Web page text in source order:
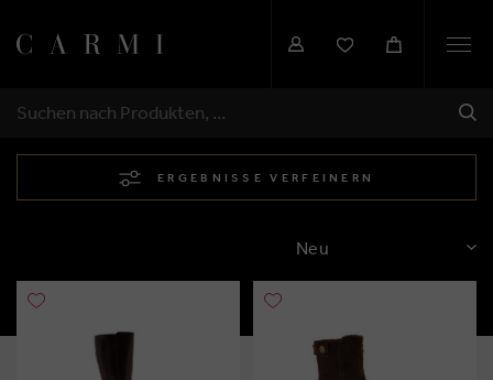
SUCHEN
ERGEBNISSE VERFEINERN
SORTIEREN